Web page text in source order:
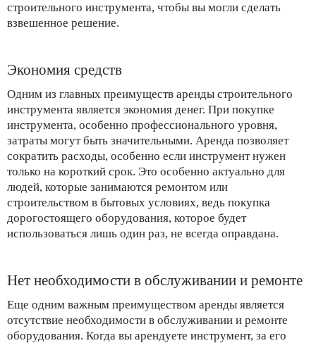
строительного инструмента, чтобы вы могли сделать
взвешенное решение.
Экономия средств
Одним из главных преимуществ аренды строительного
инструмента является экономия денег. При покупке
инструмента, особенно профессионального уровня,
затраты могут быть значительными. Аренда позволяет
сократить расходы, особенно если инструмент нужен
только на короткий срок. Это особенно актуально для
людей, которые занимаются ремонтом или
строительством в бытовых условиях, ведь покупка
дорогостоящего оборудования, которое будет
использоваться лишь один раз, не всегда оправдана.
Нет необходимости в обслуживании и ремонте
Еще одним важным преимуществом аренды является
отсутствие необходимости в обслуживании и ремонте
оборудования. Когда вы арендуете инструмент, за его